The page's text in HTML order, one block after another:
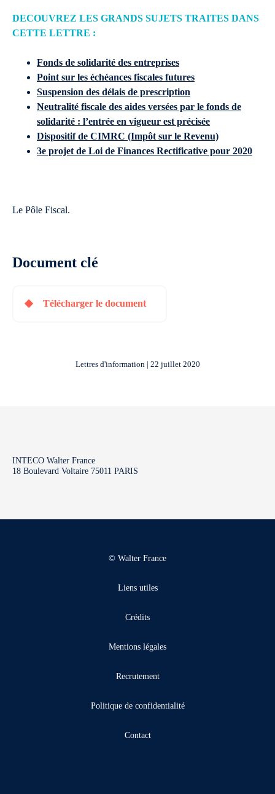
DECOUVREZ LES GRANDS SUJETS TRAITES DANS
CETTE LETTRE :
Fonds de solidarité des entreprises
Point sur les échéances fiscales futures
Suspension des délais de prescription
Neutralité fiscale des aides versées par le fonds de
solidarité : l’entrée en vigueur est précisée
Dispositif de CIMRC (Impôt sur le Revenu)
3e projet de Loi de Finances Rectificative pour 2020
Le Pôle Fiscal.
Document clé
Télécharger le document
Lettres d'information | 22 juillet 2020
INTECO Walter France
18 Boulevard Voltaire 75011 PARIS
© Walter France
Liens utiles
Crédits
Mentions légales
Recrutement
Politique de confidentialité
Contact